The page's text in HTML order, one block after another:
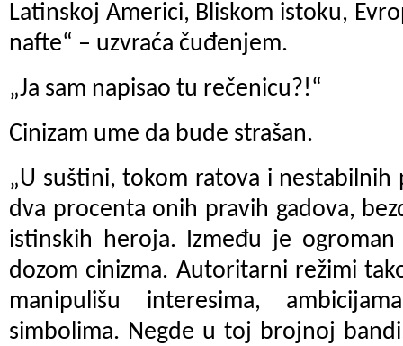
Latinskoj Americi, Bliskom istoku,
nafte“ – uzvraća čuđenjem.
„Ja sam napisao tu rečenicu?!“
Cinizam ume da bude strašan.
„U suštini, tokom ratova i
dva procenta onih pravih gadova,
istinskih heroja. Između je
dozom cinizma. Autoritarni režimi
manipulišu interesima,
simbolima. Negde u toj brojnoj